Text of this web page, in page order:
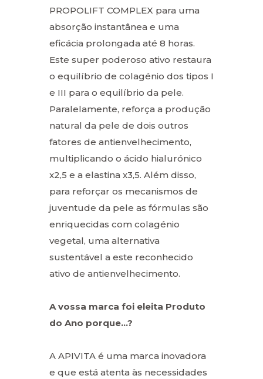
PROPOLIFT COMPLEX para uma
absorção instantânea e uma
eficácia prolongada até 8 horas.
Este super poderoso ativo restaura
o equilíbrio de colagénio dos tipos I
e III para o equilíbrio da pele.
Paralelamente, reforça a produção
natural da pele de dois outros
fatores de antienvelhecimento,
multiplicando o ácido hialurónico
x2,5 e a elastina x3,5. Além disso,
para reforçar os mecanismos de
juventude da pele as fórmulas são
enriquecidas com colagénio
vegetal, uma alternativa
sustentável a este reconhecido
ativo de antienvelhecimento.
A vossa marca foi eleita Produto
do Ano porque…?
A APIVITA é uma marca inovadora
e que está atenta às necessidades